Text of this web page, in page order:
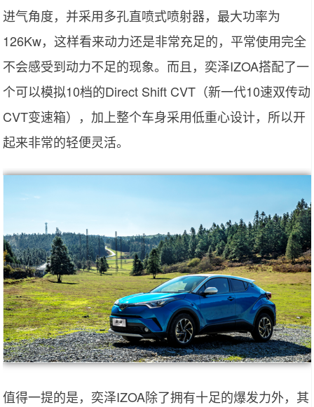
进气角度，并采用多孔直喷式喷射器，最大功率为
126Kw，这样看来动力还是非常充足的，平常使用完全
不会感受到动力不足的现象。而且，奕泽IZOA搭配了一
个可以模拟10档的Direct Shift CVT（新一代10速双传动
CVT变速箱），加上整个车身采用低重心设计，所以开
起来非常的轻便灵活。
值得一提的是，奕泽IZOA除了拥有十足的爆发力外，其